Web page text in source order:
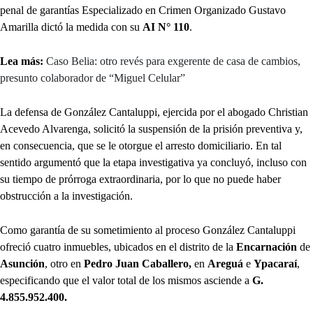
penal de garantías Especializado en Crimen Organizado Gustavo
Amarilla dictó la medida con su AI N° 110.
Lea más: Caso Belia: otro revés para exgerente de casa de cambios,
presunto colaborador de “Miguel Celular”
La defensa de González Cantaluppi, ejercida por el abogado Christian
Acevedo Alvarenga, solicitó la suspensión de la prisión preventiva y,
en consecuencia, que se le otorgue el arresto domiciliario. En tal
sentido argumentó que la etapa investigativa ya concluyó, incluso con
su tiempo de prórroga extraordinaria, por lo que no puede haber
obstrucción a la investigación.
Como garantía de su sometimiento al proceso González Cantaluppi
ofreció cuatro inmuebles, ubicados en el distrito de la Encarnación de
Asunción, otro en Pedro Juan Caballero, en Areguá e Ypacaraí,
especificando que el valor total de los mismos asciende a G.
4.855.952.400.